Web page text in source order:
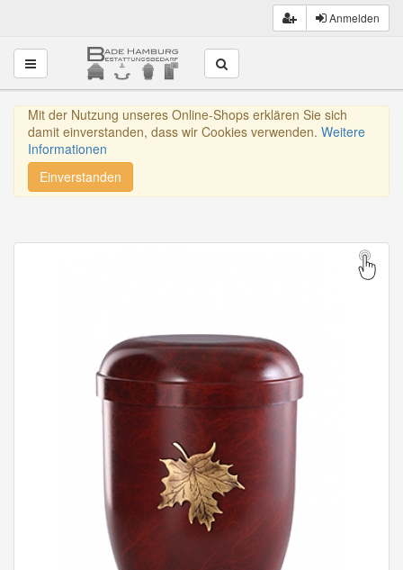
Anmelden
Toggle navigation
Mit der Nutzung unseres Online-Shops erklären Sie sich
damit einverstanden, dass wir Cookies verwenden. Weitere
Informationen
Einverstanden